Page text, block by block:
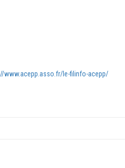
www.acepp.asso.fr/le-filinfo-acepp/